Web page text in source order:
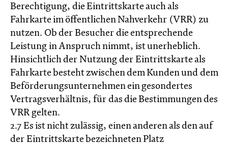
Berechtigung, die Eintrittskarte auch als
Fahrkarte im öffentlichen Nahverkehr (VRR) zu
nutzen. Ob der Besucher die entsprechende
Leistung in Anspruch nimmt, ist unerheblich.
Hinsichtlich der Nutzung der Eintrittskarte als
Fahrkarte besteht zwischen dem Kunden und dem
Beförderungsunternehmen ein gesondertes
Vertragsverhältnis, für das die Bestimmungen des
VRR gelten.
2.7 Es ist nicht zulässig, einen anderen als den auf
der Eintrittskarte bezeichneten Platz